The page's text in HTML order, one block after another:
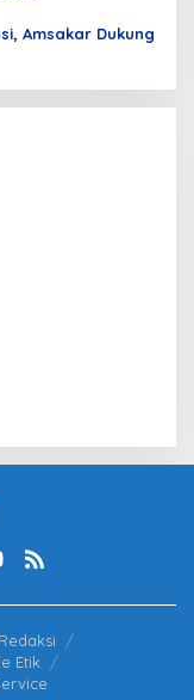
Amsakar Dukung
Redaksi
Etik